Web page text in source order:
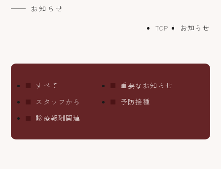
お知らせ
TOP お知らせ
すべて
重要なお知らせ
スタッフから
予防接種
診療報酬関連